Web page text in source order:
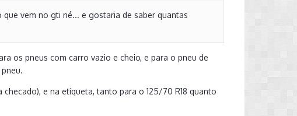
vem no gti né... e gostaria de saber quantas
os pneus com carro vazio e cheio, e para o pneu de
e na etiqueta, tanto para o 125/70 R18 quanto